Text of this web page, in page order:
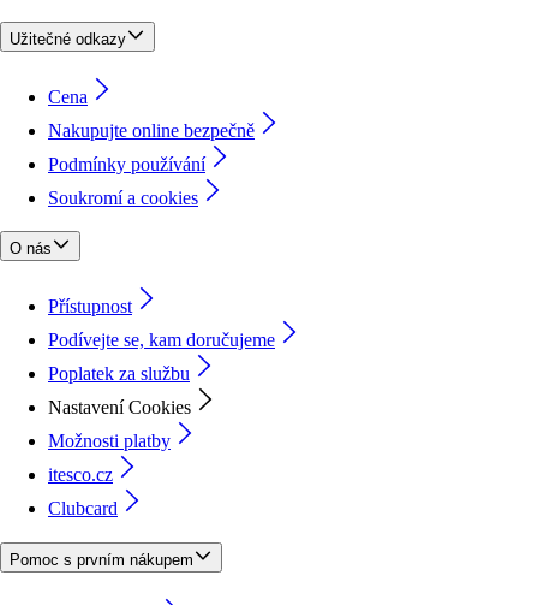
Užitečné odkazy
Cena
Nakupujte online bezpečně
Podmínky používání
Soukromí a cookies
O nás
Přístupnost
Podívejte se, kam doručujeme
Poplatek za službu
Nastavení Cookies
Možnosti platby
itesco.cz
Clubcard
Pomoc s prvním nákupem